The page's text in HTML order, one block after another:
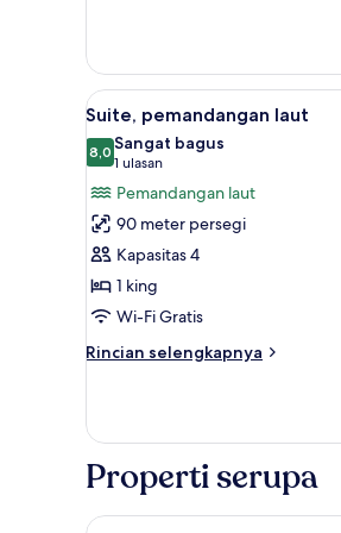
tidur
(Sky)
Lihat
semua
foto
untuk
Suite,
pemandangan
laut
9
Suite, pemandangan laut
8,08,0 dari 10
Sangat bagus
1 ulasan
(1
ulasan)
Pemandangan laut
90 meter persegi
Kapasitas 4
1 king
Wi-Fi Gratis
Rincian selengkapnya
Rincian
Suite,
laut
Properti serupa
Vinpearl Resort & Spa Phu